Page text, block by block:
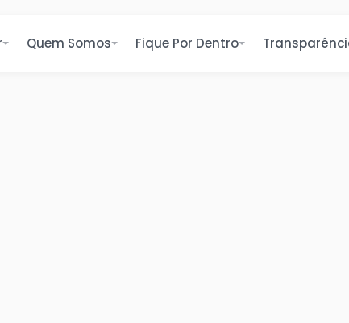
Quem Somos Fique Por Dentro